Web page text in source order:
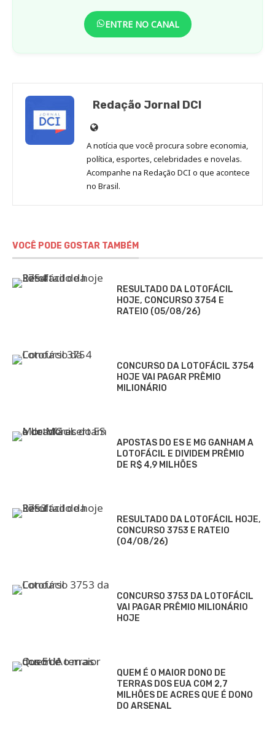
ENTRE NO CANAL
Redação Jornal DCI
Site
de
Redação
Jornal
DCI
A notícia que você procura sobre economia,
política, esportes, celebridades e novelas.
Acompanhe na Redação DCI o que acontece
no Brasil.
VOCÊ PODE GOSTAR TAMBÉM
RESULTADO DA LOTOFÁCIL
HOJE, CONCURSO 3754 E
RATEIO (05/08/26)
CONCURSO DA LOTOFÁCIL 3754
HOJE VAI PAGAR PRÊMIO
MILIONÁRIO
APOSTAS DO ES E MG GANHAM A
LOTOFÁCIL E DIVIDEM PRÊMIO
DE R$ 4,9 MILHÕES
RESULTADO DA LOTOFÁCIL HOJE,
CONCURSO 3753 E RATEIO
(04/08/26)
CONCURSO 3753 DA LOTOFÁCIL
VAI PAGAR PRÊMIO MILIONÁRIO
HOJE
QUEM É O MAIOR DONO DE
TERRAS DOS EUA COM 2,7
MILHÕES DE ACRES QUE É DONO
DO ARSENAL